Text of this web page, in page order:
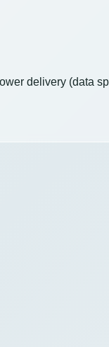
delivery (data